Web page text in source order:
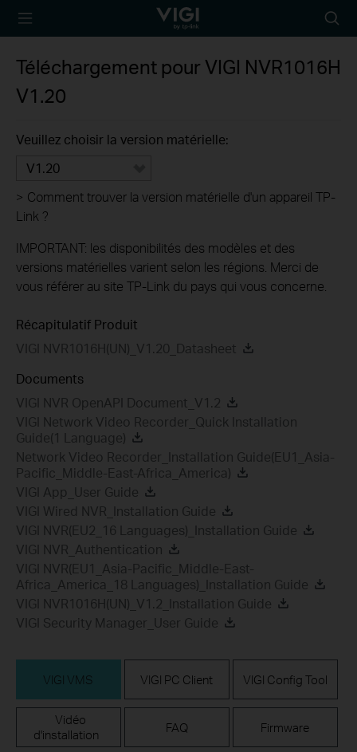
TP-Link, Reliably
icon
Téléchargement pour VIGI NVR1016H
V1.20
Veuillez choisir la version matérielle:
V1.20
> Comment trouver la version matérielle d'un appareil TP-
Link ?
IMPORTANT: les disponibilités des modèles et des
versions matérielles varient selon les régions. Merci de
vous référer au site TP-Link du pays qui vous concerne.
Récapitulatif Produit
VIGI NVR1016H(UN)_V1.20_Datasheet
Documents
VIGI NVR OpenAPI Document_V1.2
VIGI Network Video Recorder_Quick Installation
Guide(1 Language)
Network Video Recorder_Installation Guide(EU1_Asia-
Pacific_Middle-East-Africa_America)
VIGI App_User Guide
VIGI Wired NVR_Installation Guide
VIGI NVR(EU2_16 Languages)_Installation Guide
VIGI NVR_Authentication
VIGI NVR(EU1_Asia-Pacific_Middle-East-
Africa_America_18 Languages)_Installation Guide
VIGI NVR1016H(UN)_V1.2_Installation Guide
VIGI Security Manager_User Guide
VIGI VMS VIGI PC Client VIGI Config Tool
Vidéo
d'installation
FAQ Firmware